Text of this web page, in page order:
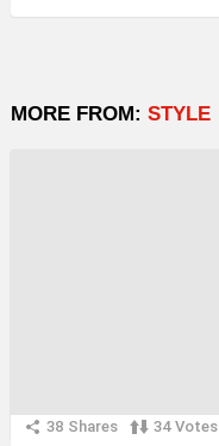
MORE FROM: STYLE
38 Shares 34 Votes